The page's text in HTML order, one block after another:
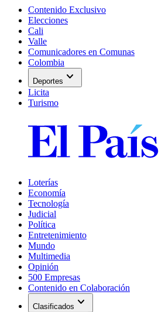
Contenido Exclusivo
Elecciones
Cali
Valle
Comunicadores en Comunas
Colombia
Deportes expand_more
Licita
Turismo
Loterías
Economía
Tecnología
Judicial
Política
Entretenimiento
Mundo
Multimedia
Opinión
500 Empresas
Contenido en Colaboración
Clasificados expand_more